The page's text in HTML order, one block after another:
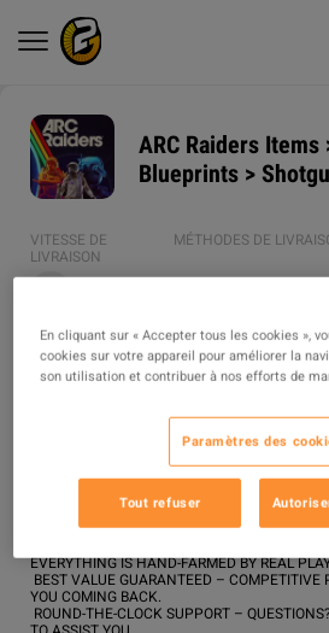
ARC Raiders Items
Blueprints >
VITESSE DE
LIVRAISON
MÉTHODES DE
TYPE D'OBJET
ITEM
WHY PICK IGMONEY?
EVERYTHING IS HAND-FARMED BY REAL
YOU COMING BACK.
En cliquant sur « Accepter tous les cookies »,
cookies sur votre appareil pour améliorer la
son utilisation et contribuer à nos efforts de
Paramètres des
Tout refuser